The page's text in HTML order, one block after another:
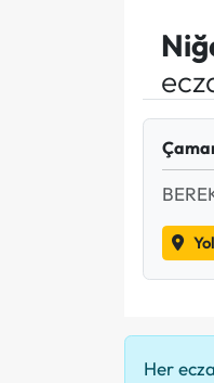
Her